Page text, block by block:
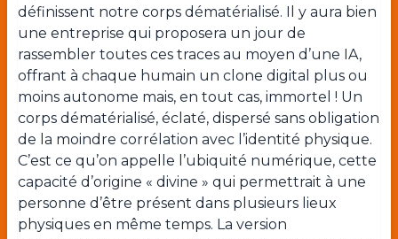
définissent notre corps dématérialisé. Il y aura bien
une entreprise qui proposera un jour de
rassembler toutes ces traces au moyen d’une IA,
offrant à chaque humain un clone digital plus ou
moins autonome mais, en tout cas, immortel ! Un
corps dématérialisé, éclaté, dispersé sans obligation
de la moindre corrélation avec l’identité physique.
C’est ce qu’on appelle l’ubiquité numérique, cette
capacité d’origine « divine » qui permettrait à une
personne d’être présent dans plusieurs lieux
physiques en même temps. La version